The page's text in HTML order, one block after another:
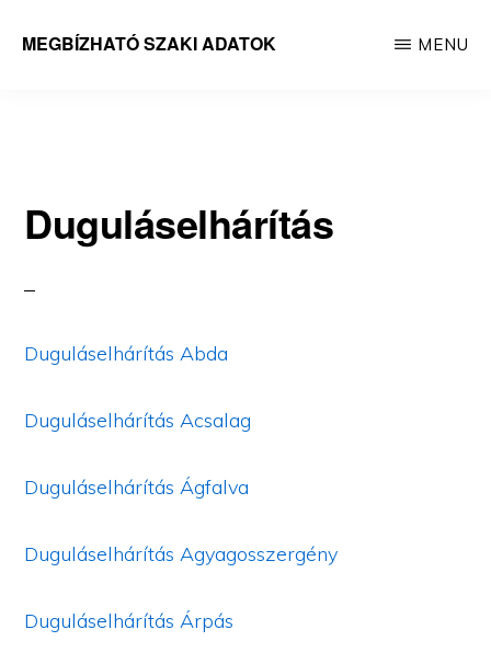
MEGBÍZHATÓ SZAKI ADATOK
MENU
Duguláselhárítás
Duguláselhárítás Abda
Duguláselhárítás Acsalag
Duguláselhárítás Ágfalva
Duguláselhárítás Agyagosszergény
Duguláselhárítás Árpás